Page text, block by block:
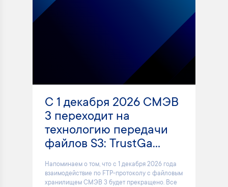
С 1 декабря 2026 СМЭВ
3 переходит на
технологию передачи
файлов S3: TrustGa...
Напоминаем о том, что с 1 декабря 2026 года
взаимодействие по FTP-протоколу с файловым
хранилищем СМЭВ 3 будет прекращено. Все